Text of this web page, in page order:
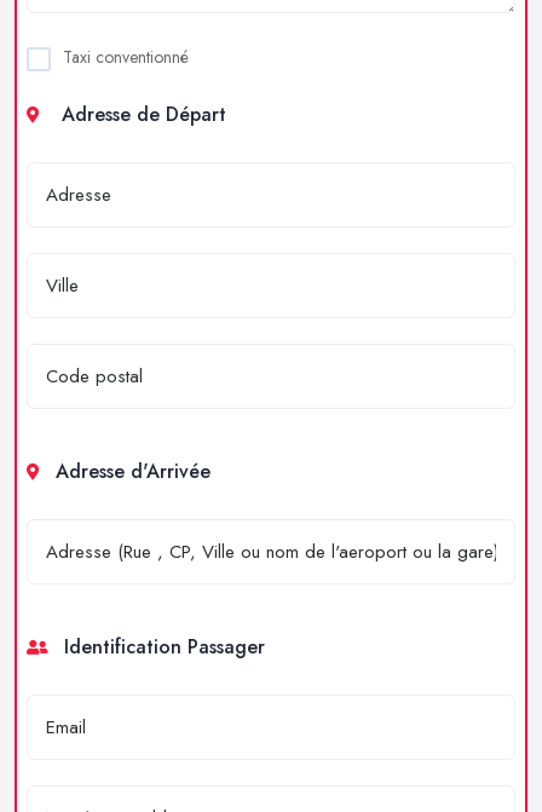
Taxi conventionné
Adresse de Départ
Adresse d'Arrivée
Identification Passager